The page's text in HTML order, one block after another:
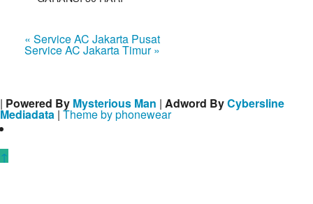
« Service AC Jakarta Pusat
Service AC Jakarta Timur »
| Powered By Mysterious Man | Adword ByCybersline
Mediadata | Theme by phonewear
↑